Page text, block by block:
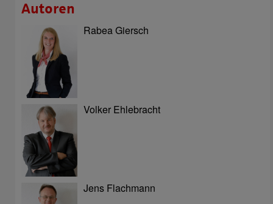
Autoren
Rabea Giersch
Volker Ehlebracht
Jens Flachmann